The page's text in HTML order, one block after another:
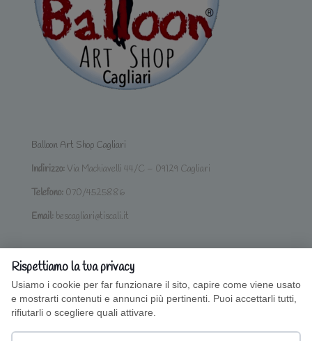
Balloon Art Shop Cagliari
Indirizzo:Via Machiavelli 44/C – 09129 Cagliari
Telefono: 070/4525886
Email: bescagliari@tiscali.it
Rispettiamo la tua privacy
Usiamo i cookie per far funzionare il sito, capire come viene usato
e mostrarti contenuti e annunci più pertinenti. Puoi accettarli tutti,
rifiutarli o scegliere quali attivare.